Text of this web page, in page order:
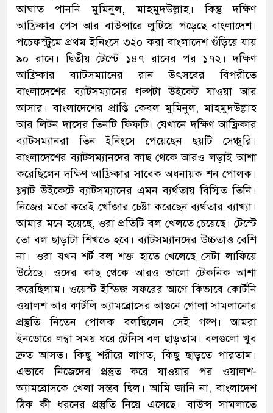
আঘাত পাননি মুমিনুল, মাহমুদউল্লাহ। কিন্তু দক্ষিণ
আফ্রিকার পেস আর বাউন্সারে লুটিয়ে পড়েছে বাংলাদেশ।
পচেফস্ট্রুমে প্রথম ইনিংসে ৩২০ করা বাংলাদেশ গুঁড়িয়ে যায়
৯০ রানে। দ্বিতীয় টেস্টে ১৪৭ রানের পর ১৭২। দক্ষিণ
আফ্রিকার ব্যাটসম্যানের রান উৎসবের বিপরীতে
বাংলাদেশের ব্যাটসম্যানের গল্পটা উইকেট যাওয়া আর
আসার। বাংলাদেশের প্রাপ্তি কেবল মুমিনুল, মাহমুদউল্লাহ
আর লিটন দাসের তিনটি ফিফটি। যেখানে দক্ষিণ আফ্রিকার
ব্যাটসম্যানরা তিন ইনিংসে পেয়েছেন ছয়টি সেঞ্চুরি।
বাংলাদেশের ব্যাটসম্যানদের কাছ থেকে আরও লড়াই আশা
করেছিলেন দক্ষিণ আফ্রিকার সাবেক অধনায়ক শন পোলক।
ফ্ল্যাট উইকেটে ব্যাটসম্যানের এমন ব্যর্থতায় বিস্মিত তিনি।
নিজের মতো করেই খোঁজার চেষ্টা করেছেন ব্যর্থতার ব্যাখ্যা।
আমার মনে হয়েছে, ওরা প্রতিটি বল খেলতে চেয়েছে। টেস্টে
তো বল ছাড়াটা শিখতে হবে। ব্যাটসম্যানদের উচ্চতাও বেশি
না। ওরা যখন শর্ট বল শক্ত হাতে খেলেছে সেটা লাফিয়ে
উঠেছে। ওদের কাছ থেকে আরও ভালো টেকনিক আশা
করেছিলাম। ওয়েস্ট ইন্ডিজ সফরের আগে কিভাবে কোর্টনি
ওয়ালশ আর কার্টলি অ্যামব্রোসের আগুনে গোলা সামলানোর
প্রস্তুতি নিতেন পোলক বলছিলেন সেই গল্প। আমরা
ইনডোরে লম্বা সময় ধরে টেনিস বল ছাড়তাম। বলগুলো খুব
দ্রুত আসত। কিছু শরীরে লাগত, কিছু ছাড়তে পারতাম।
এভাবে নিজেদের প্রস্তুত করে যাওয়ার পর ওয়ালশ-
অ্যামব্রোসকে খেলা সম্ভব ছিল। আমি জানি না, বাংলাদেশ
ঠিক কী ধরনের প্রস্তুতি নিয়ে এসেছে। বাউন্স সামলাতে